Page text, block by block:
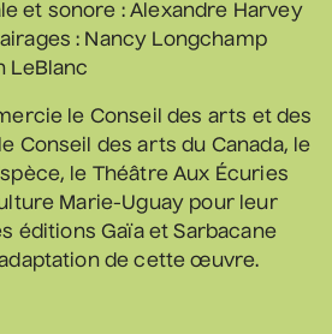
et sonore : Alexandre Harvey
: Nancy Longchamp
LeBlanc
le Conseil des arts et des
Conseil des arts du Canada, le
le Théâtre Aux Écuries
Marie-Uguay pour leur
éditions Gaïa et Sarbacane
de cette œuvre.